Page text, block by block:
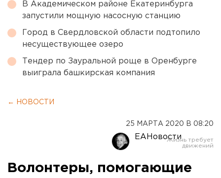
В Академическом районе Екатеринбурга
запустили мощную насосную станцию
Город в Свердловской области подтопило
несуществующее озеро
Тендер по Зауральной роще в Оренбурге
выиграла башкирская компания
← НОВОСТИ
25 МАРТА 2020 В 08:20
ЕАНовости
Волонтеры, помогающие